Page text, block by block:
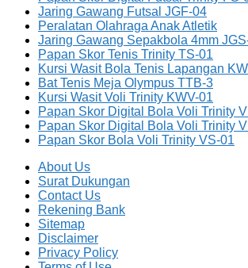
Jaring Gawang Futsal JGF-04
Peralatan Olahraga Anak Atletik
Jaring Gawang Sepakbola 4mm
Papan Skor Tenis Trinity TS-01
Kursi Wasit Bola Tenis Lapangan
Bat Tenis Meja Olympus TTB-3
Kursi Wasit Voli Trinity KWV-01
Papan Skor Digital Bola Voli Trinity
Papan Skor Digital Bola Voli Trinity
Papan Skor Bola Voli Trinity VS-01
About Us
Surat Dukungan
Contact Us
Rekening Bank
Sitemap
Disclaimer
Privacy Policy